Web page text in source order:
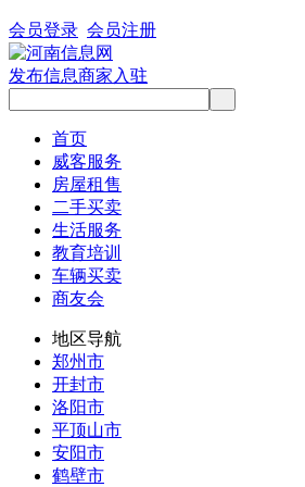
会员登录 会员注册
发布信息商家入驻
首页
威客服务
房屋租售
二手买卖
生活服务
教育培训
车辆买卖
商友会
地区导航
郑州市
开封市
洛阳市
平顶山市
安阳市
鹤壁市